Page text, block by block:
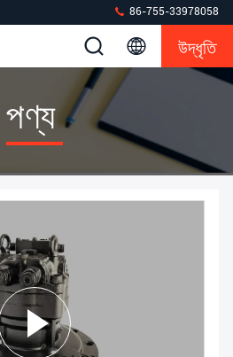
86-755-33978058
উদ্ধৃতি
পণ্য